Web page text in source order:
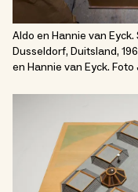
Aldo en Hannie van
Dusseldorf, Duitsland,
en Hannie van Eyck.